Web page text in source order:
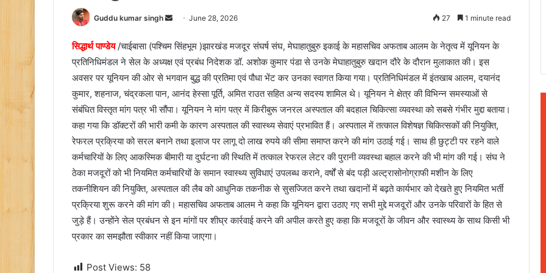
Guddu kumar singh
Send
email
June 28, 2026 27 1 minute read
सिद्धार्थ पाण्डेय/चाईबासा (पश्चिम सिंहभूम )झारखंड मजदूर संघर्ष संघ, मेघाहातुबुरु इकाई के महासचिव अफताब आलम के नेतृत्व में यूनियन के
प्रतिनिधिमंडल ने सेल के अध्यक्ष एवं प्रबंध निदेशक डॉ. अशोक कुमार पंडा से उनके मेघाहातुबुरु खदान दौरे के दौरान मुलाकात की। इस
अवसर पर यूनियन की ओर से भगवान बुद्ध की प्रतिमा एवं पौधा भेंट कर उनका स्वागत किया गया। प्रतिनिधिमंडल में इंतखाब आलम, दयानंद
कुमार, शहनाज, चंद्रकला पान, आनंद हेस्सा पूर्ति, अमित राउत सहित अन्य सदस्य शामिल थे। यूनियन ने क्षेत्र की विभिन्न समस्याओं से
संबंधित विस्तृत मांग पत्र भी सौंपा। यूनियन ने मांग पत्र में किरीबुरू जनरल अस्पताल की बदहाल चिकित्सा व्यवस्था को सबसे गंभीर मुद्दा बताया।
कहा गया कि डॉक्टरों की भारी कमी के कारण अस्पताल की स्वास्थ्य सेवाएं प्रभावित हैं। अस्पताल में तत्काल विशेषज्ञ चिकित्सकों की नियुक्ति,
रेफरल प्रक्रिया को सरल बनाने तथा इलाज पर लागू दो लाख रुपये की सीमा समाप्त करने की मांग उठाई गई। साथ ही छुट्टी पर रहने वाले
कर्मचारियों के लिए आकस्मिक बीमारी या दुर्घटना की स्थिति में तत्काल रेफरल लेटर की पुरानी व्यवस्था बहाल करने की भी मांग की गई। संघ ने
ठेका मजदूरों को भी नियमित कर्मचारियों के समान स्वास्थ्य सुविधाएं उपलब्ध कराने, वर्षों से बंद पड़ी अल्ट्रासोनोग्राफी मशीन के लिए
तकनीशियन की नियुक्ति, अस्पताल की लैब को आधुनिक तकनीक से सुसज्जित करने तथा खदानों में बढ़ते कार्यभार को देखते हुए नियमित भर्ती
प्रक्रिया शुरू करने की मांग की। महासचिव अफताब आलम ने कहा कि यूनियन द्वारा उठाए गए सभी मुद्दे मजदूरों और उनके परिवारों के हित से
जुड़े हैं। उन्होंने सेल प्रबंधन से इन मांगों पर शीघ्र कार्रवाई करने की अपील करते हुए कहा कि मजदूरों के जीवन और स्वास्थ्य के साथ किसी भी
प्रकार का समझौता स्वीकार नहीं किया जाएगा।
Post Views: 58